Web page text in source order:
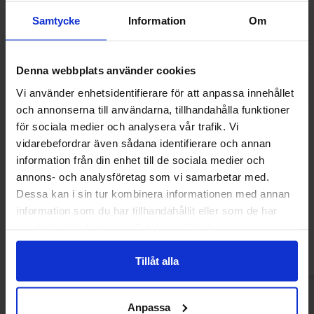
Samtycke Information Om
Denna webbplats använder cookies
Vi använder enhetsidentifierare för att anpassa innehållet
och annonserna till användarna, tillhandahålla funktioner
för sociala medier och analysera vår trafik. Vi
vidarebefordrar även sådana identifierare och annan
information från din enhet till de sociala medier och
annons- och analysföretag som vi samarbetar med.
Dessa kan i sin tur kombinera informationen med annan
information som du har tillhandahållit eller som de har
Tillåt alla
Anpassa
Monster Ultra Black Cherry Zero 500ml
37.76 kr
Monster Energy